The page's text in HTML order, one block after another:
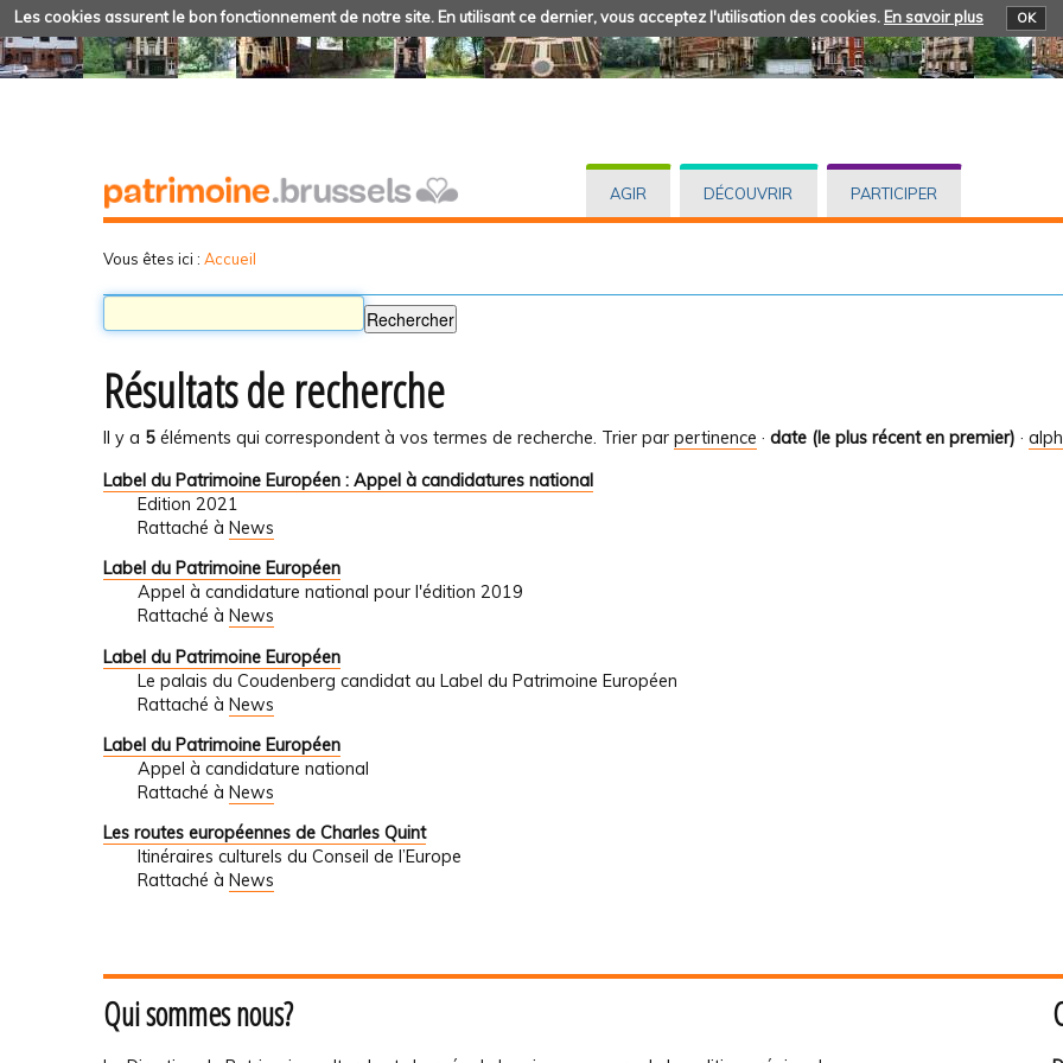
Les cookies assurent le bon fonctionnement de notre site. En utilisant ce dernier, vous acceptez l'utilisation des cookies. En savoir plus OK
AGIR DÉCOUVRIR PARTICIPER
Vous êtes ici : Accueil
Résultats de recherche
Il y a 5 éléments qui correspondent à vos termes de recherche. Trier par pertinence · date (le plus récent en premier) ·
Label du Patrimoine Européen : Appel à candidatures national
Edition 2021
Rattaché à News
Label du Patrimoine Européen
Appel à candidature national pour l'édition 2019
Rattaché à News
Label du Patrimoine Européen
Le palais du Coudenberg candidat au Label du Patrimoine Européen
Rattaché à News
Label du Patrimoine Européen
Appel à candidature national
Rattaché à News
Les routes européennes de Charles Quint
Itinéraires culturels du Conseil de l’Europe
Rattaché à News
Qui sommes nous?